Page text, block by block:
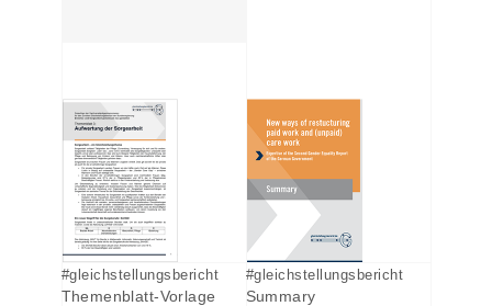
#gleichstellungsbericht
Themenblatt-Vorlage
#gleichstellungsbericht
Summary